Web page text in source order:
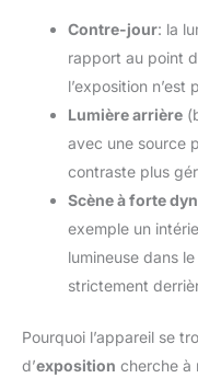
Contre-jour: la
rapport au point
l’exposition n’est
Lumière arrière
avec une source
contraste plus
Scène à forte
exemple un
lumineuse dans
strictement
Pourquoi l’appareil se
d’exposition cherche à